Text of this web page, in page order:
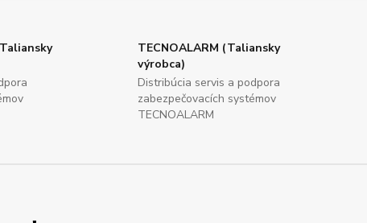
TECNOALARM (Taliansky
výrobca)
Distribúcia servis a podpora
zabezpečovacích systémov
TECNOALARM